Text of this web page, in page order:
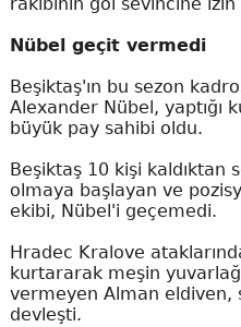
Nübel geçit vermedi
Beşiktaş'ın bu sezon
Alexander Nübel, yaptığı
büyük pay sahibi oldu.
Beşiktaş 10 kişi kaldıktan
olmaya başlayan ve
ekibi, Nübel'i geçemedi.
Hradec Kralove
kurtararak meşin
vermeyen Alman eldiven,
devleşti.